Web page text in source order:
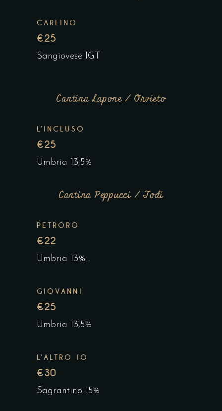
CARLINO
€25
Sangiovese IGT
Cantina Lapone / Orvieto
L’INCLUSO
€25
Umbria 13,5%
Cantina Peppucci / Todi
PETRORO
€22
Umbria 13% .
GIOVANNI
€25
Umbria 13,5%
L’ALTRO IO
€30
Sagrantino 15%